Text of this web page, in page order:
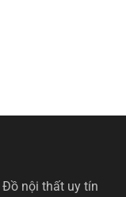
nội thất uy tín